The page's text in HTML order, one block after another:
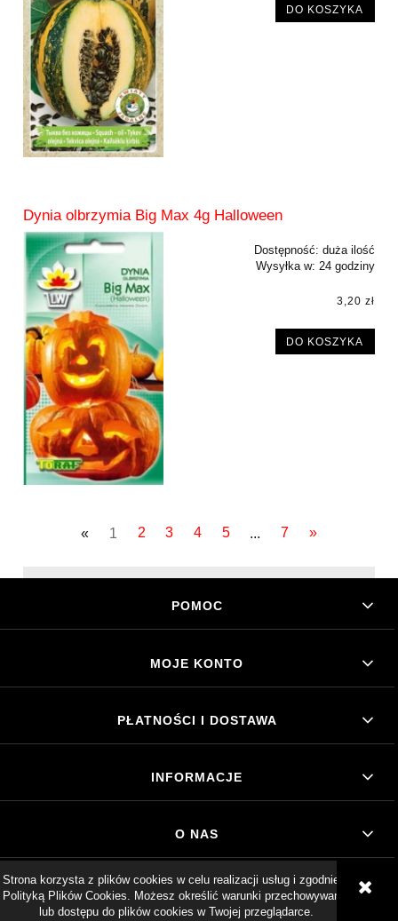
Strona korzysta z plików cookies w celu realizacji usług i zgodnie z
Polityką Plików Cookies. Możesz określić warunki przechowywania
lub dostępu do plików cookies w Twojej przeglądarce.
DO KOSZYKA
Dynia olbrzymia Big Max 4g Halloween
Dostępność: duża ilość
Wysyłka w: 24 godziny
3,20 zł
DO KOSZYKA
« 1 2 3 4 5 ... 7 »
POMOC
MOJE KONTO
PŁATNOŚCI I DOSTAWA
INFORMACJE
O NAS
POKAŻ PEŁNĄ WERSJĘ STRONY